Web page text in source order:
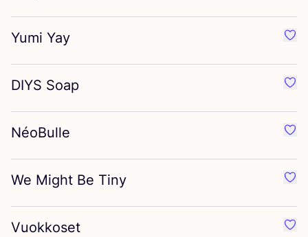
Yumi Yay
DIYS Soap
NéoBulle
We Might Be Tiny
Vuokkoset